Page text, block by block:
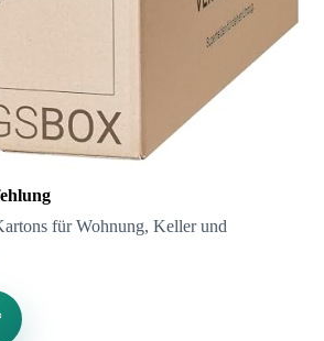
für Wohnung, Keller und